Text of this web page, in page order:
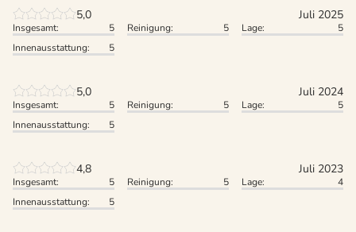
5,0 Juli 2025
Insgesamt: 5 Reinigung: 5 Lage:
5
Innenausstattung:
5
5,0 Juli 2024
Insgesamt: 5 Reinigung: 5 Lage:
5
Innenausstattung:
5
4,8 Juli 2023
Insgesamt: 5 Reinigung: 5 Lage:
4
Innenausstattung:
5